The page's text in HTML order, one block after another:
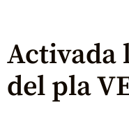
Activada
del pla